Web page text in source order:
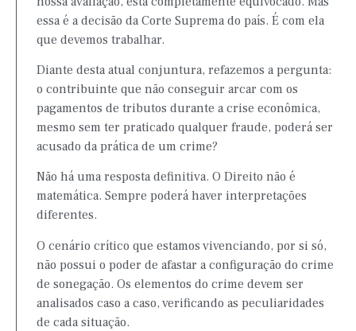
essa é a decisão da Corte Suprema do país. É com ela
que devemos trabalhar.
Diante desta atual conjuntura, refazemos a pergunta:
o contribuinte que não conseguir arcar com os
pagamentos de tributos durante a crise econômica,
mesmo sem ter praticado qualquer fraude, poderá ser
acusado da prática de um crime?
Não há uma resposta definitiva. O Direito não é
matemática. Sempre poderá haver interpretações
diferentes.
O cenário crítico que estamos vivenciando, por si só,
não possui o poder de afastar a configuração do crime
de sonegação. Os elementos do crime devem ser
analisados caso a caso, verificando as peculiaridades
de cada situação.